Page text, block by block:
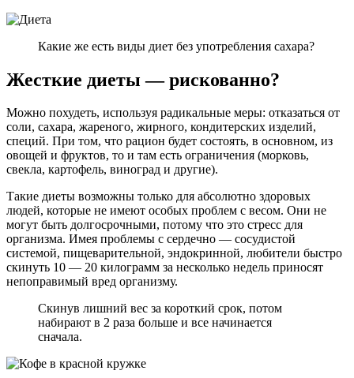
Какие же есть виды диет без употребления сахара?
Жесткие диеты — рискованно?
Можно похудеть, используя радикальные меры: отказаться от
соли, сахара, жареного, жирного, кондитерских изделий,
специй. При том, что рацион будет состоять, в основном, из
овощей и фруктов, то и там есть ограничения (морковь,
свекла, картофель, виноград и другие).
Такие диеты возможны только для абсолютно здоровых
людей, которые не имеют особых проблем с весом. Они не
могут быть долгосрочными, потому что это стресс для
организма. Имея проблемы с сердечно — сосудистой
системой, пищеварительной, эндокринной, любители быстро
скинуть 10 — 20 килограмм за несколько недель приносят
непоправимый вред организму.
Скинув лишний вес за короткий срок, потом
набирают в 2 раза больше и все начинается
сначала.